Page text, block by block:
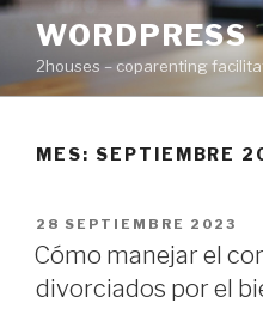
Ir
contenido
WORDPRESS
2houses – coparenting
MES: SEPTIEMBRE
PUBLICADO
EN
28 SEPTIEMBRE 2023
Cómo manejar el
divorciados por el